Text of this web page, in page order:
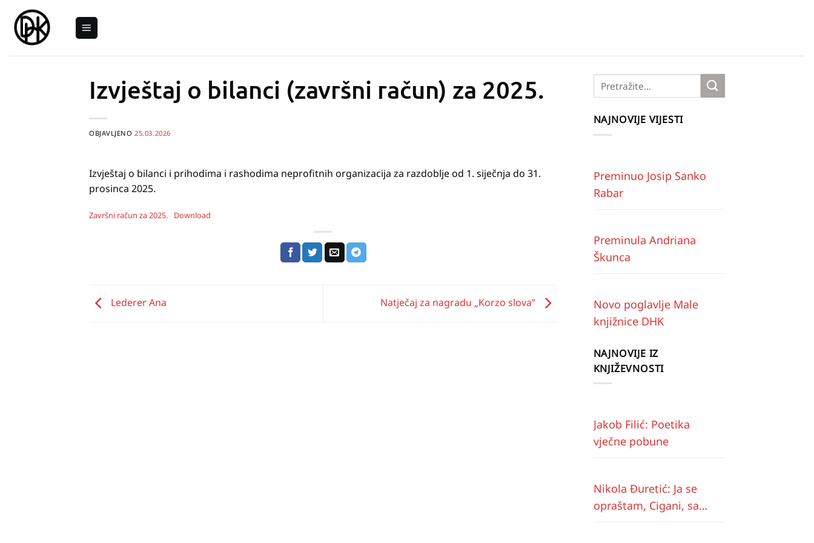
content
Izvještaj o bilanci (završni račun) za 2025.
OBJAVLJENO25.03.2026
Izvještaj o bilanci i prihodima i rashodima neprofitnih organizacija za razdoblje od 1. siječnja do 31.
prosinca 2025.
Završni račun za 2025. Download
Lederer Ana Natječaj za nagradu „Korzo slova”
NAJNOVIJE VIJESTI
Preminuo Josip Sanko
Rabar
Preminula Andriana
Škunca
Novo poglavlje Male
knjižnice DHK
NAJNOVIJE IZ
KNJIŽEVNOSTI
Jakob Filić: Poetika
vječne pobune
Nikola Đuretić: Ja se
opraštam, Cigani, sa